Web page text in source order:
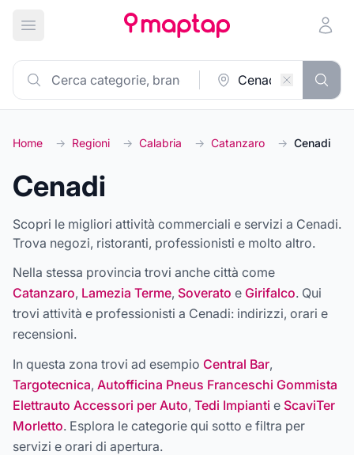
Apri menu principale
Home → Regioni → Calabria → Catanzaro → Cenadi
Cenadi
Scopri le migliori attività commerciali e servizi a Cenadi.
Trova negozi, ristoranti, professionisti e molto altro.
Nella stessa provincia trovi anche città come
Catanzaro, Lamezia Terme, Soverato e Girifalco. Qui
trovi attività e professionisti a Cenadi: indirizzi, orari e
recensioni.
In questa zona trovi ad esempio Central Bar,
Targotecnica, Autofficina Pneus Franceschi Gommista
Elettrauto Accessori per Auto, Tedi Impianti e ScaviTer
Morletto. Esplora le categorie qui sotto e filtra per
servizi e orari di apertura.